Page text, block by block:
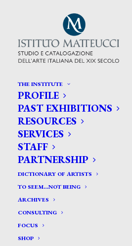
THE INSTITUTE
PROFILE
PAST EXHIBITIONS
RESOURCES
SERVICES
STAFF
PARTNERSHIP
DICTIONARY OF ARTISTS
TO SEEM…NOT BEING
ARCHIVES
CONSULTING
FOCUS
SHOP
CERCA TRA GLI ARTISTI:
Search
for:
Amorgasti Antonio